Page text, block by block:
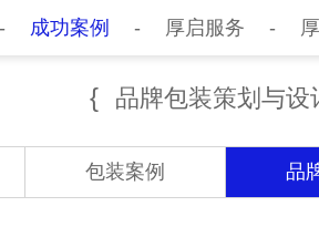
- 成功案例 - 厚启服务 -
{ 品牌包装策划与设
包装案例 品